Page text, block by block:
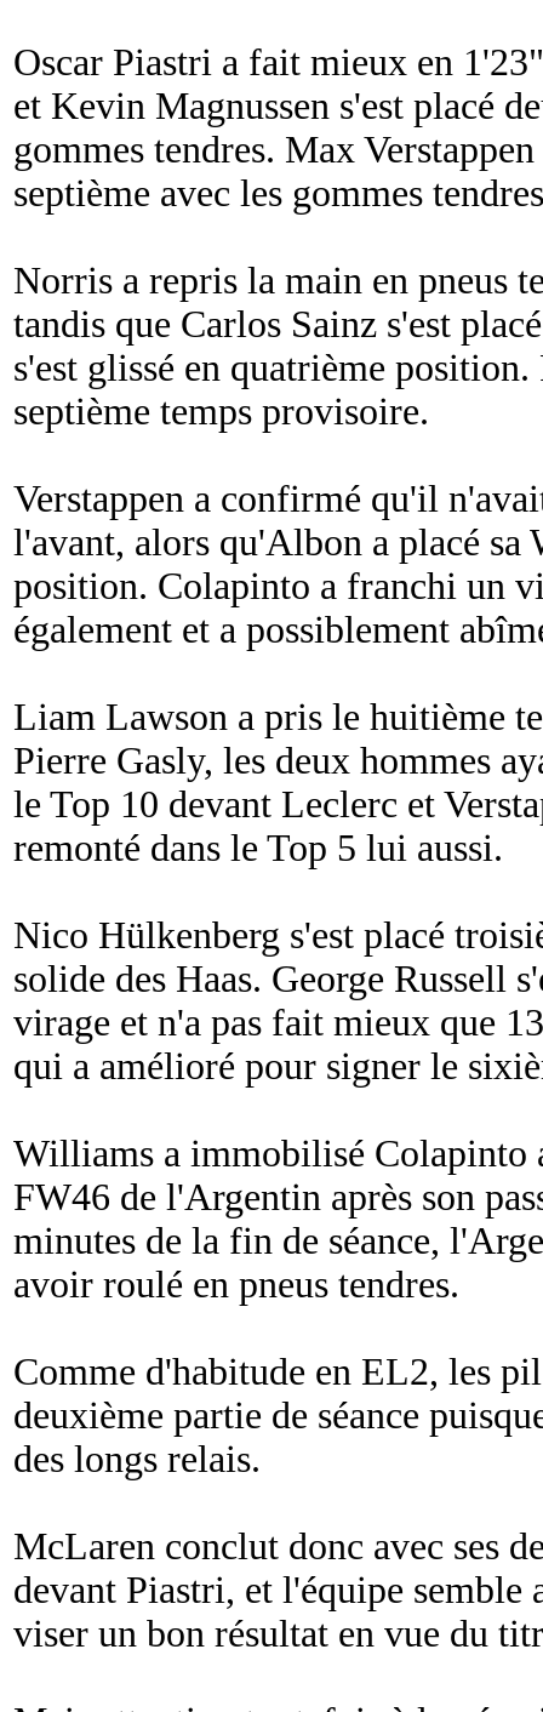
Oscar Piastri a fait mieux en
et Kevin Magnussen s'est placé
gommes tendres. Max
septième avec les gommes
Norris a repris la main en pneus
tandis que Carlos Sainz s'est
s'est glissé en quatrième
septième temps provisoire.
Verstappen a confirmé qu'il
l'avant, alors qu'Albon a placé sa
position. Colapinto a franchi un
également et a possiblement
Liam Lawson a pris le huitième
Pierre Gasly, les deux hommes
le Top 10 devant Leclerc et
remonté dans le Top 5 lui aussi.
Nico Hülkenberg s'est placé
solide des Haas. George Russell
virage et n'a pas fait mieux que
qui a amélioré pour signer le
Williams a immobilisé Colapinto
FW46 de l'Argentin après son
minutes de la fin de séance,
avoir roulé en pneus tendres.
Comme d'habitude en EL2, les
deuxième partie de séance
des longs relais.
McLaren conclut donc avec ses
devant Piastri, et l'équipe
viser un bon résultat en vue du